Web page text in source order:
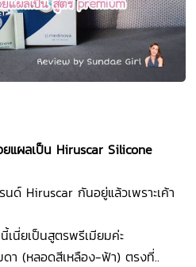
ยแผลเป็น Hiruscar Silicone
ด์ Hiruscar กันอยู่แล้วเพราะเค้า
เนี่ยเป็นสูตรพรีเมียมค่ะ
า (หลอดสีเหลือง-ฟ้า) ตรงที่..